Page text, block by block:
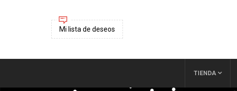
Mi lista de deseos
TIENDA